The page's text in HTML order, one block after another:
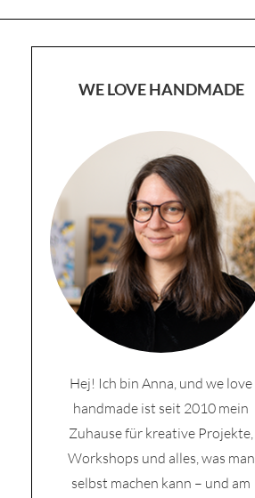
WE LOVE HANDMADE
Hej! Ich bin Anna, und we love
handmade ist seit 2010 mein
Zuhause für kreative Projekte,
Workshops und alles, was man
selbst machen kann – und am